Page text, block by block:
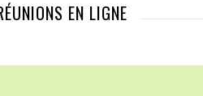
EN LIGNE